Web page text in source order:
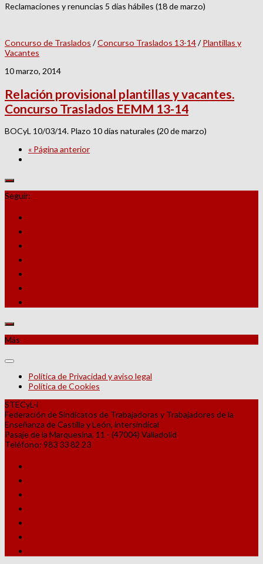
Reclamaciones y renuncias 5 días hábiles (18 de marzo)
Concurso de Traslados /Concurso Traslados 13-14/Plantillas y
Vacantes
10 marzo, 2014
Relación provisional plantillas y vacantes.
Concurso Traslados EEMM 13-14
BOCyL 10/03/14. Plazo 10 días naturales (20 de marzo)
« Página anterior
Seguir:
Más
Política de Privacidad y aviso legal
Política de Cookies
STECyL-i
Federación de Sindicatos de Trabajadoras y Trabajadores de la
Enseñanza de Castilla y León, intersindical
Pasaje de la Marquesina, 11 - (47004) Valladolid
Teléfono: 983 33 82 23